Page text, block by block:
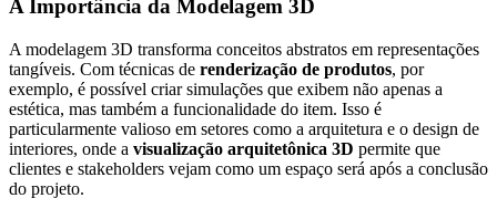
A Importância da Modelagem 3D
A modelagem 3D transforma conceitos abstratos em representações
tangíveis. Com técnicas de renderização de produtos, por
exemplo, é possível criar simulações que exibem não apenas a
estética, mas também a funcionalidade do item. Isso é
particularmente valioso em setores como a arquitetura e o design de
interiores, onde a visualização arquitetônica 3D permite que
clientes e stakeholders vejam como um espaço será após a conclusão
do projeto.